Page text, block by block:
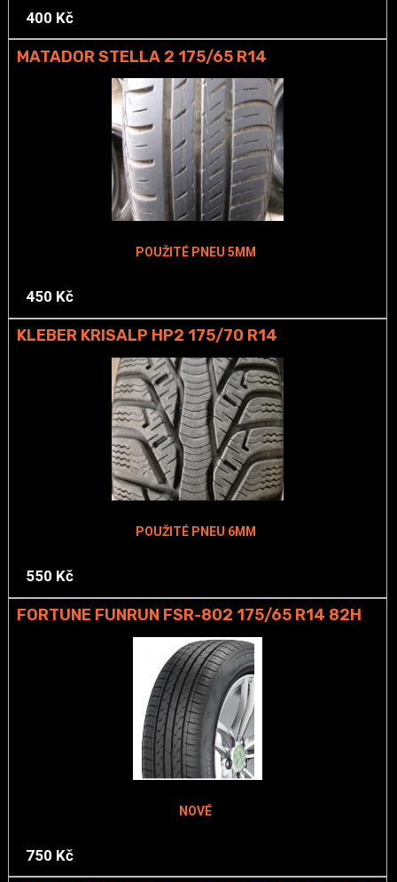
400 Kč
MATADOR STELLA 2 175/65 R14
POUŽITÉ PNEU 5MM
450 Kč
KLEBER KRISALP HP2 175/70 R14
POUŽITÉ PNEU 6MM
550 Kč
FORTUNE FUNRUN FSR-802 175/65 R14 82H
NOVÉ
750 Kč